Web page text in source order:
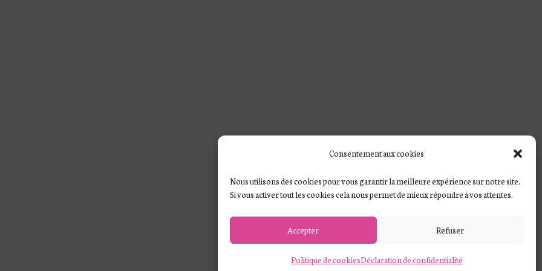
Consentement aux cookies
Nous utilisons des cookies pour vous garantir la meilleure expérience sur notre site.
Si vous activer tout les cookies cela nous permet de mieux répondre à vos attentes.
Accepter Refuser
Politique de cookiesDéclaration de confidentialité